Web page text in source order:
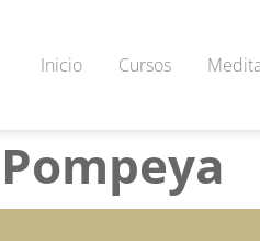
Inicio Cursos